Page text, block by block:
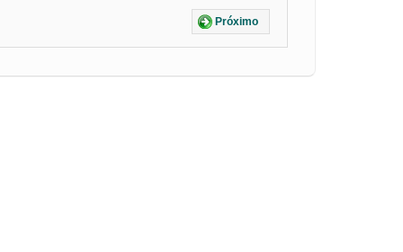
Próximo